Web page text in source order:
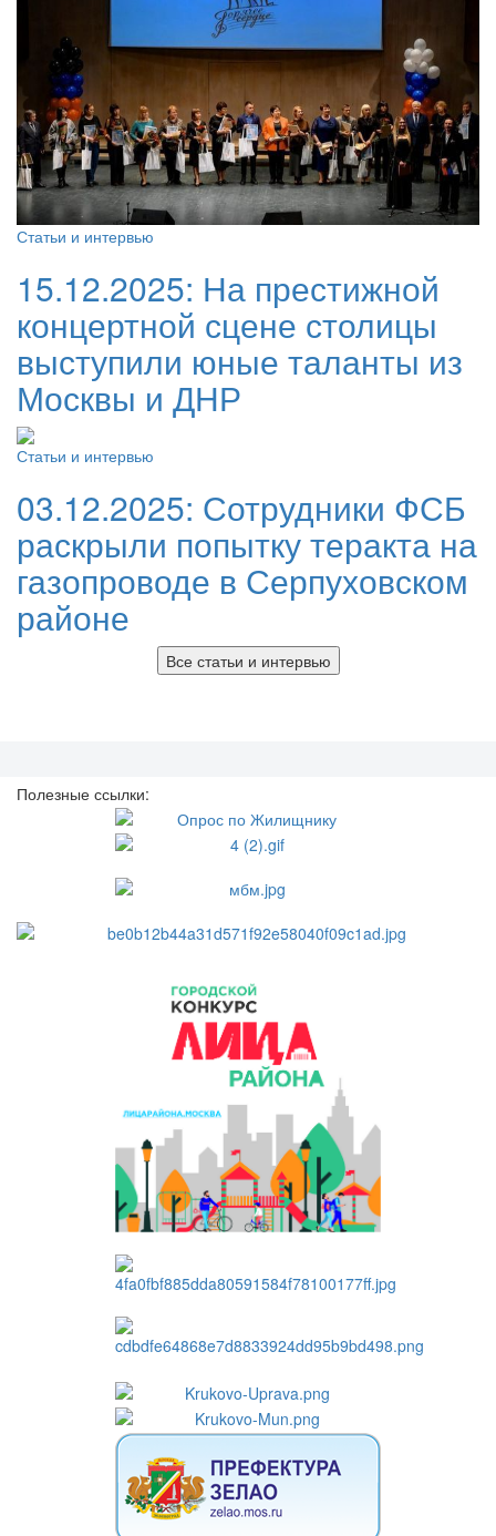
Статьи и интервью
15.12.2025: На престижной
концертной сцене столицы
выступили юные таланты из
Москвы и ДНР
Статьи и интервью
03.12.2025: Сотрудники ФСБ
раскрыли попытку теракта на
газопроводе в Серпуховском
районе
Все статьи и интервью
Полезные ссылки: